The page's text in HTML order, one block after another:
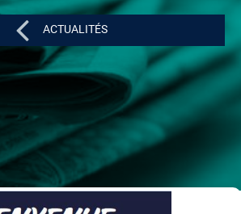
ACTUALITÉS